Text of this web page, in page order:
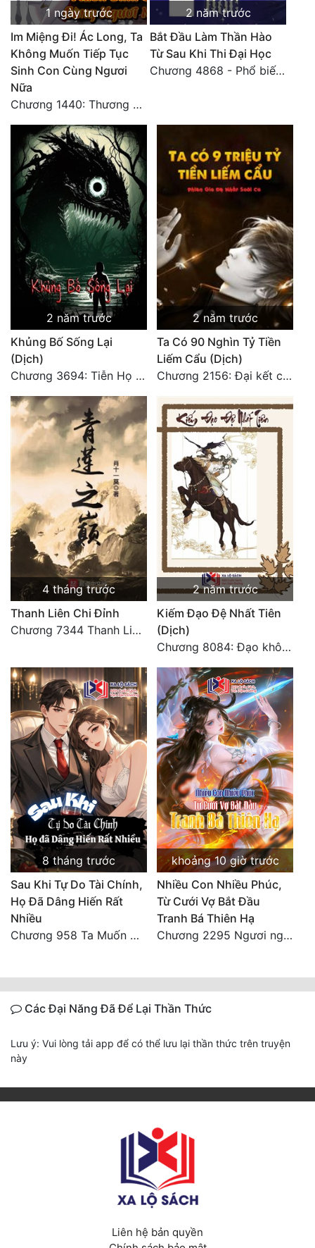
1 ngày trước
Im Miệng Đi! Ác Long, Ta
Không Muốn Tiếp Tục
Sinh Con Cùng Ngươi
Nữa
Chương 1440: Thương Hoành Vạn Vật (7)
2 năm trước
Bắt Đầu Làm Thần Hào
Từ Sau Khi Thi Đại Học
Chương 4868 - Phổ biến Hạ Quốc tệ!
2 năm trước
Khủng Bố Sống Lại
(Dịch)
Chương 3694: Tiễn Họ Đoạn Đường Cuối - Hoàn
2 năm trước
Ta Có 90 Nghìn Tỷ Tiền
Liếm Cẩu (Dịch)
Chương 2156: Đại kết cục!!!
4 tháng trước
Thanh Liên Chi Đỉnh
Chương 7344 Thanh Liên đỉnh (Đại kết cục) (2) HẾT.
2 năm trước
Kiếm Đạo Đệ Nhất Tiên
(Dịch)
Chương 8084: Đạo không bờ bến (Đại kết cục) (10)
8 tháng trước
Sau Khi Tự Do Tài Chính,
Họ Đã Dâng Hiến Rất
Nhiều
Chương 958 Ta Muốn Cùng Các Cô Vĩnh Viễn Ở Bên Nhau (2) Hết
khoảng 10 giờ trước
Nhiều Con Nhiều Phúc,
Từ Cưới Vợ Bắt Đầu
Tranh Bá Thiên Hạ
Chương 2295 Ngươi nghĩ chuyện Đại Viêm tiên triều làm có thể giấu được thiên hạ sao?
Các Đại Năng Đã Để Lại Thần Thức
Lưu ý: Vui lòng tải app để có thể lưu lại thần thức trên truyện
này
Liên hệ bản quyền